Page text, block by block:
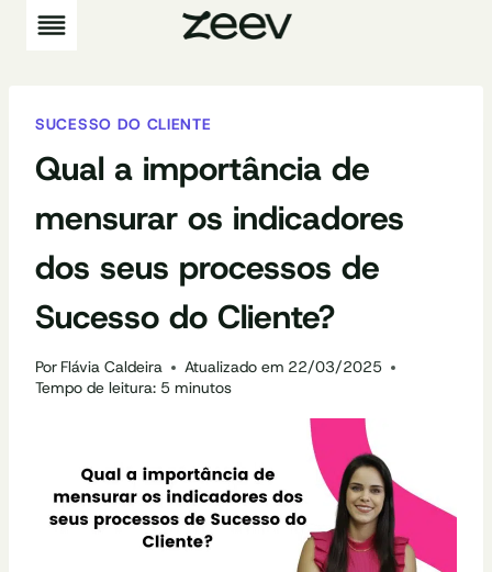
Pular
para
SUCESSO DO CLIENTE
Qual a importância de
mensurar os indicadores
dos seus processos de
Sucesso do Cliente?
Por Flávia Caldeira Atualizado em 22/03/2025
Tempo de leitura: 5 minutos